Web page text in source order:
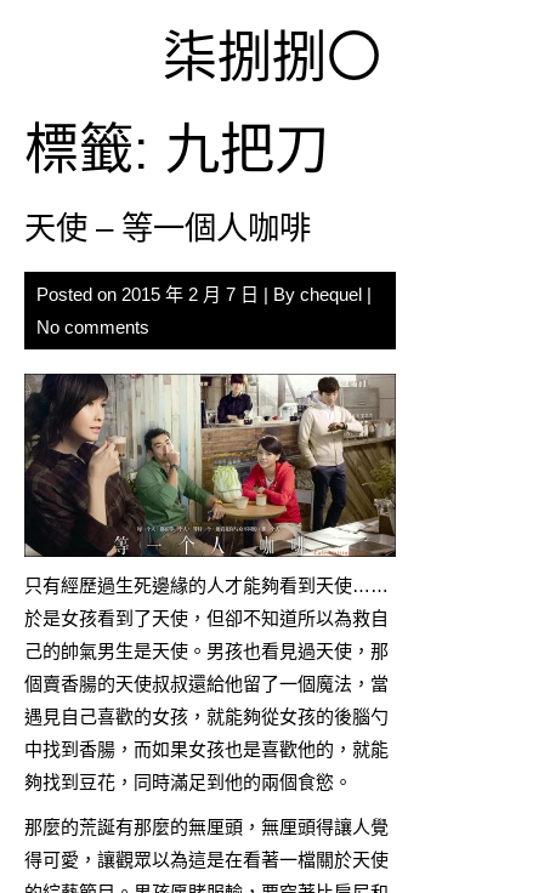
柒捌捌〇
標籤: 九把刀
天使 – 等一個人咖啡
Posted on 2015 年 2 月 7 日 | By chequel |
No comments
只有經歷過生死邊緣的人才能夠看到天使……
於是女孩看到了天使，但卻不知道所以為救自
己的帥氣男生是天使。男孩也看見過天使，那
個賣香腸的天使叔叔還給他留了一個魔法，當
遇見自己喜歡的女孩，就能夠從女孩的後腦勺
中找到香腸，而如果女孩也是喜歡他的，就能
夠找到豆花，同時滿足到他的兩個食慾。
那麼的荒誕有那麼的無厘頭，無厘頭得讓人覺
得可愛，讓觀眾以為這是在看著一檔關於天使